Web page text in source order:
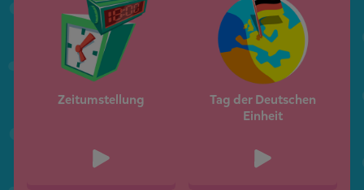
Zeitumstellung
Tag der Deutschen
Einheit